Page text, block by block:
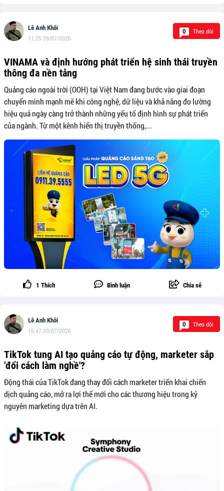
Lê Anh Khôi
11:25 29/07/2026
0 Theo dõi
VINAMA và định hướng phát triển hệ sinh thái truyền
thông đa nền tảng
Quảng cáo ngoài trời (OOH) tại Việt Nam đang bước vào giai đoạn
chuyển mình mạnh mẽ khi công nghệ, dữ liệu và khả năng đo lường
hiệu quả ngày càng trở thành những yếu tố định hình sự phát triển
của ngành. Từ một kênh hiển thị truyền thống,...
1 Thích Bình luận Chia sẻ
Lê Anh Khôi
15:47 20/07/2026
0 Theo dõi
TikTok tung AI tạo quảng cáo tự động, marketer sắp
'đổi cách làm nghề'?
Động thái của TikTok đang thay đổi cách marketer triển khai chiến
dịch quảng cáo, mở ra lợi thế mới cho các thương hiệu trong kỷ
nguyên marketing dựa trên AI.